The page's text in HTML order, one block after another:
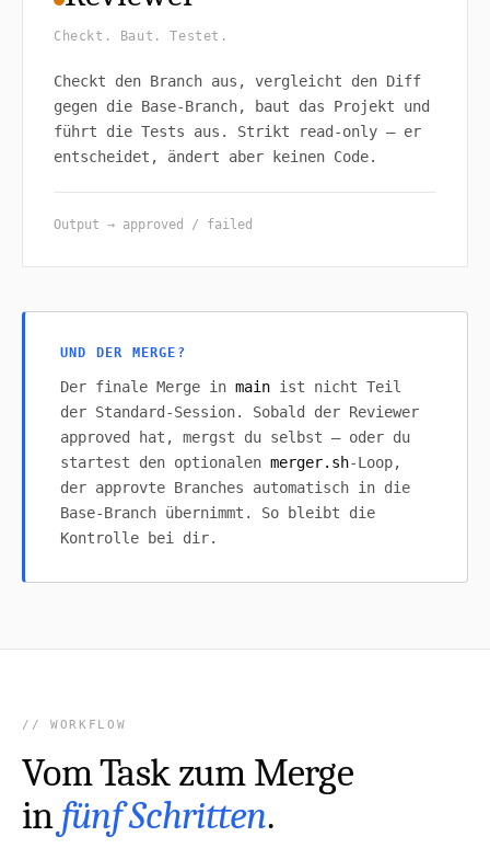
Checkt. Baut. Testet.
Checkt den Branch aus, vergleicht den Diff
gegen die Base-Branch, baut das Projekt und
führt die Tests aus. Strikt read-only — er
entscheidet, ändert aber keinen Code.
Output → approved / failed
UND DER MERGE?
Der finale Merge in main ist nicht Teil
der Standard-Session. Sobald der Reviewer
approved hat, mergst du selbst — oder du
startest den optionalen merger.sh-Loop,
der approvte Branches automatisch in die
Base-Branch übernimmt. So bleibt die
Kontrolle bei dir.
WORKFLOW
Vom Task zum Merge
infünf Schritten.